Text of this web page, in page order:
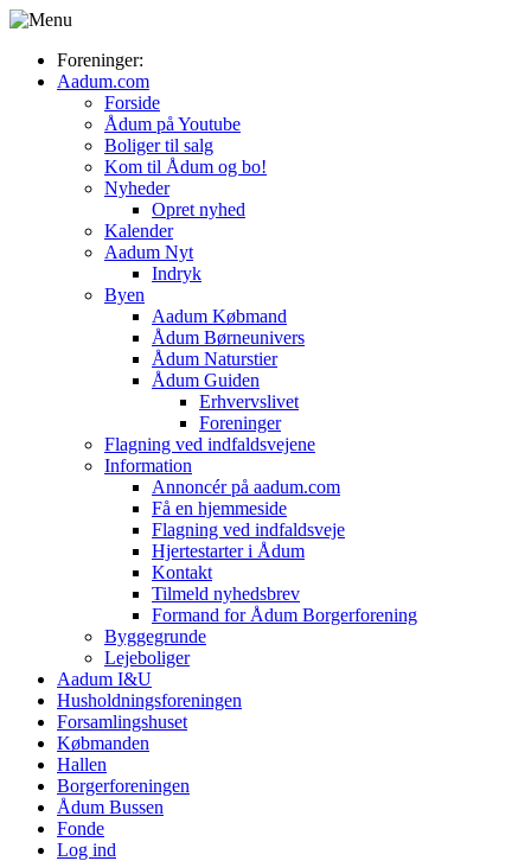
Foreninger:
Aadum.com
Forside
Ådum på Youtube
Boliger til salg
Kom til Ådum og bo!
Nyheder
Opret nyhed
Kalender
Aadum Nyt
Indryk
Byen
Aadum Købmand
Ådum Børneunivers
Ådum Naturstier
Ådum Guiden
Erhvervslivet
Foreninger
Flagning ved indfaldsvejene
Information
Annoncér på aadum.com
Få en hjemmeside
Flagning ved indfaldsveje
Hjertestarter i Ådum
Kontakt
Tilmeld nyhedsbrev
Formand for Ådum Borgerforening
Byggegrunde
Lejeboliger
Aadum I&U
Husholdningsforeningen
Forsamlingshuset
Købmanden
Hallen
Borgerforeningen
Ådum Bussen
Fonde
Log ind